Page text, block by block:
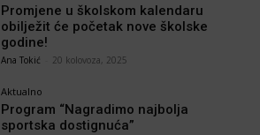
Promjene u školskom kalendaru
obilježit će početak nove školske
godine!
Ana Tokić 20 kolovoza, 2025
Aktualno
Program “Nagradimo najbolja
sportska dostignuća”